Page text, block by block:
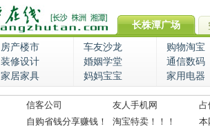
长株潭广场
房产楼市 车友沙龙
购物淘宝
装修设计 婚姻学堂
通信数码
家居家具 妈妈宝宝 家用电器
信客公司 友人手机网
占
自购省钱分享赚钱！
淘宝特卖！！！ 本